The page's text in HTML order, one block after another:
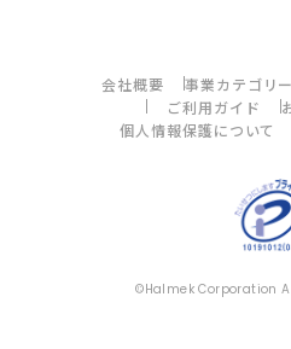
会社概要 事業カテゴリー
ご利用ガイド
個人情報保護について
©Halmek Corporation